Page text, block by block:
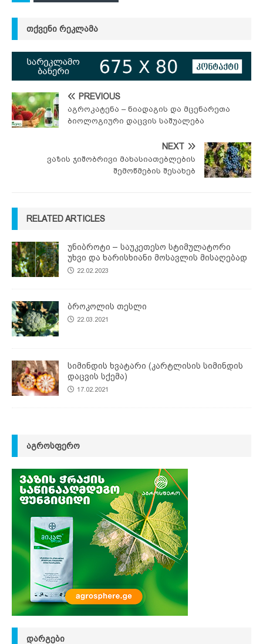
ᲗᲥᲕᲔᲜᲘ ᲠᲔᲙᲚᲐᲛᲐ
PREVIOUS
აგროკატენა – ნიადაგის და მცენარეთა
ბიოლოგიური დაცვის საშუალება
NEXT
ვაზის ჯიშობრივი მახასიათებლების
შემოწმების შესახებ
RELATED ARTICLES
უნიბროტი – საუკეთესო სტიმულატორი
უხვი და ხარისხიანი მოსავლის მისაღებად
22.02.2023
ბროკოლის თესლი
22.03.2021
სიმინდის ხვატარი (კარტლისის სიმინდის
დაცვის სქემა)
17.02.2021
ᲐᲒᲠᲝᲡᲤᲔᲠᲝ
ᲓᲐᲠᲒᲔᲑᲘ